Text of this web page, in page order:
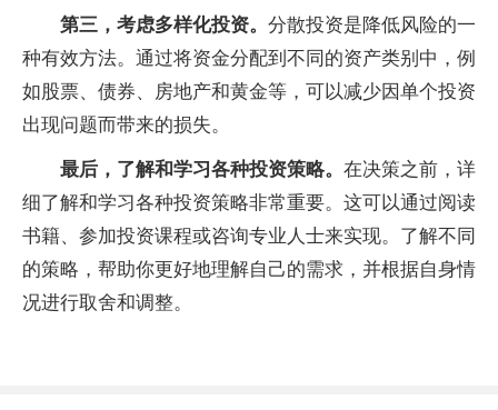
第三，考虑多样化投资。 分散投资是降低风险的一
种有效方法。通过将资金分配到不同的资产类别中，例
如股票、债券、房地产和黄金等，可以减少因单个投资
出现问题而带来的损失。
最后，了解和学习各种投资策略。 在决策之前，详
细了解和学习各种投资策略非常重要。这可以通过阅读
书籍、参加投资课程或咨询专业人士来实现。了解不同
的策略，帮助你更好地理解自己的需求，并根据自身情
况进行取舍和调整。